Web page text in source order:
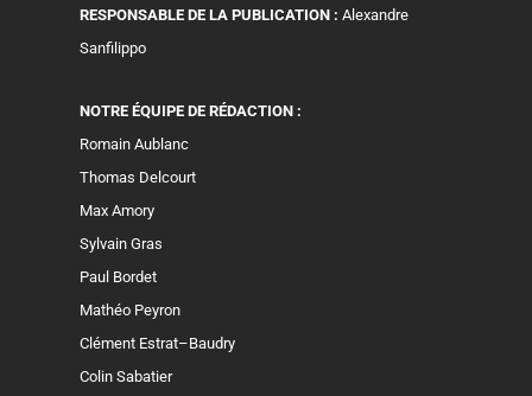
RESPONSABLE DE LA PUBLICATION : Alexandre
Sanfilippo
NOTRE ÉQUIPE DE RÉDACTION :
Romain Aublanc
Thomas Delcourt
Max Amory
Sylvain Gras
Paul Bordet
Mathéo Peyron
Clément Estrat–Baudry
Colin Sabatier